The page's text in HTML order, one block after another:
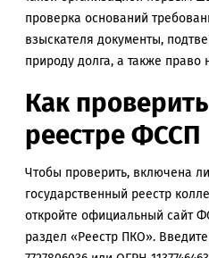
проверка оснований
взыскателя документы,
природу долга, а также право
Как
реестре ФССП
Чтобы проверить, включена
государственный реестр
откройте официальный сайт
раздел «Реестр ПКО».